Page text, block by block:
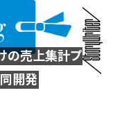
の売上集計プ
開発